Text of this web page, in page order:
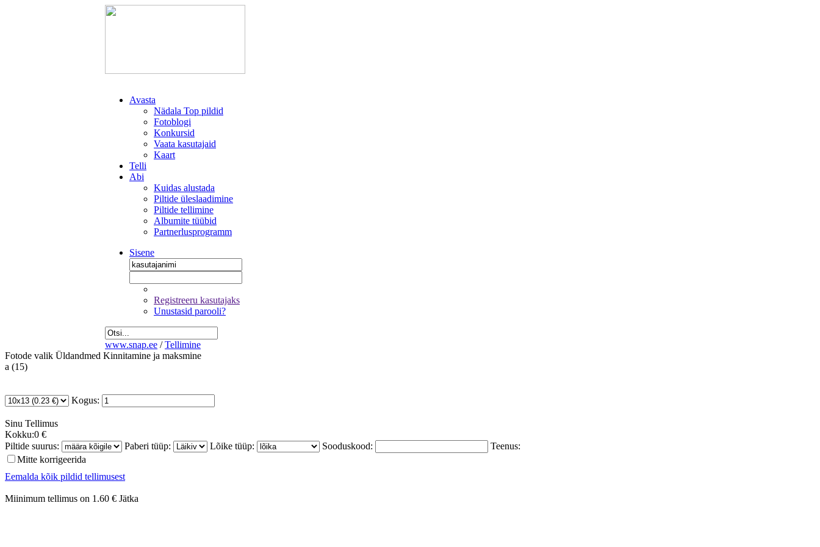
Avasta
Nädala Top pildid
Fotoblogi
Konkursid
Vaata kasutajaid
Kaart
Telli
Abi
Kuidas alustada
Piltide üleslaadimine
Piltide tellimine
Albumite tüübid
Partnerlusprogramm
Sisene
Registreeru kasutajaks
Unustasid parooli?
www.snap.ee / Tellimine
Fotode valik Üldandmed Kinnitamine ja maksmine
a (15)
Kogus:
Sinu Tellimus
Kokku:0 €
Piltide suurus:
Paberi tüüp: Lõike tüüp: Sooduskood:
Teenus:
Mitte korrigeerida
Eemalda kõik pildid tellimusest
Miinimum tellimus on 1.60 € Jätka